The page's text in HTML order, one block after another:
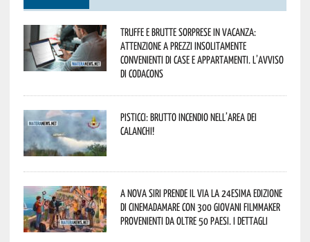
Truffe e brutte sorprese in vacanza:
attenzione a prezzi insolitamente
convenienti di case e appartamenti. L’avviso
di Codacons
Pisticci: brutto incendio nell’area dei
Calanchi!
A Nova Siri prende il via la 24esima edizione
di Cinemadamare con 300 giovani filmmaker
provenienti da oltre 50 Paesi. I dettagli